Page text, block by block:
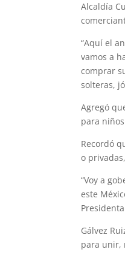
Alcaldía
“Aquí el
vamos a
comprar
solteras,
Agregó
para
Recordó
o
“Voy a
este
Gálvez
para unir,